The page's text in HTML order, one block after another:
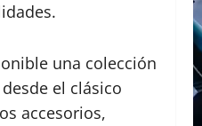
una colección
el clásico
accesorios,